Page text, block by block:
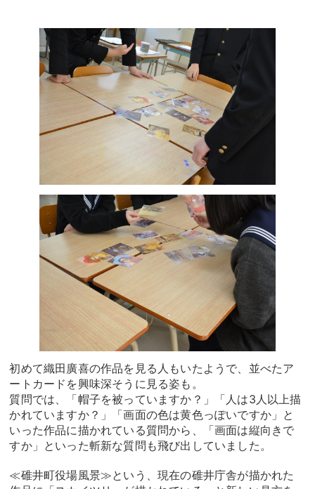
初めて織田廣喜の作品を見る人もいたようで、並べたア
ートカードを興味深そうに見る姿も。
質問では、「帽子を被っていますか？」「人は3人以上描
かれていますか？」「画面の色は黄色っぽいですか」と
いった作品に描かれている質問から、「画面は縦向きで
すか」といった斬新な質問も飛び出していました。
≪碓井町役場風景≫という、現在の碓井庁舎が描かれた